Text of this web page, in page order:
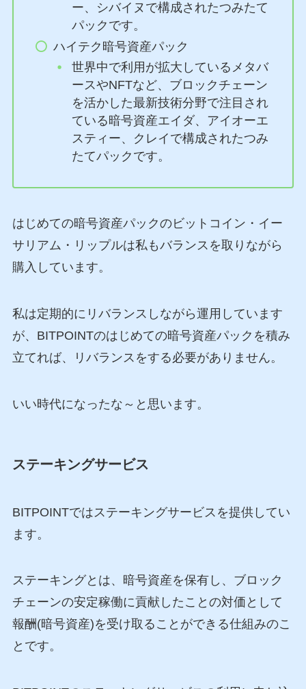
ー、シバイヌで構成されたつみたて
パックです。
ハイテク暗号資産パック
世界中で利用が拡大しているメタバ
ースやNFTなど、ブロックチェーン
を活かした最新技術分野で注目され
ている暗号資産エイダ、アイオーエ
スティー、クレイで構成されたつみ
たてパックです。
はじめての暗号資産パックのビットコイン・イー
サリアム・リップルは私もバランスを取りながら
購入しています。
私は定期的にリバランスしながら運用しています
が、BITPOINTのはじめての暗号資産パックを積み
立てれば、リバランスをする必要がありません。
いい時代になったな～と思います。
ステーキングサービス
BITPOINTではステーキングサービスを提供してい
ます。
ステーキングとは、暗号資産を保有し、ブロック
チェーンの安定稼働に貢献したことの対価として
報酬(暗号資産)を受け取ることができる仕組みのこ
とです。